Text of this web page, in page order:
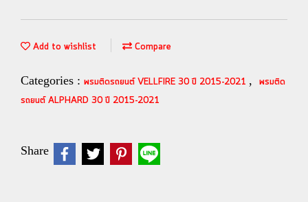
Add to wishlist Compare
Categories : พรมติดรถยนต์ VELLFIRE 30 ปี 2015-2021 , พรมติด
รถยนต์ ALPHARD 30 ปี 2015-2021
Share